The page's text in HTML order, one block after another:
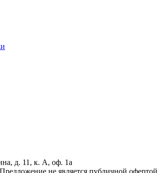
д. 11, к. А, оф. 1а
Предложение не является публичной офертой